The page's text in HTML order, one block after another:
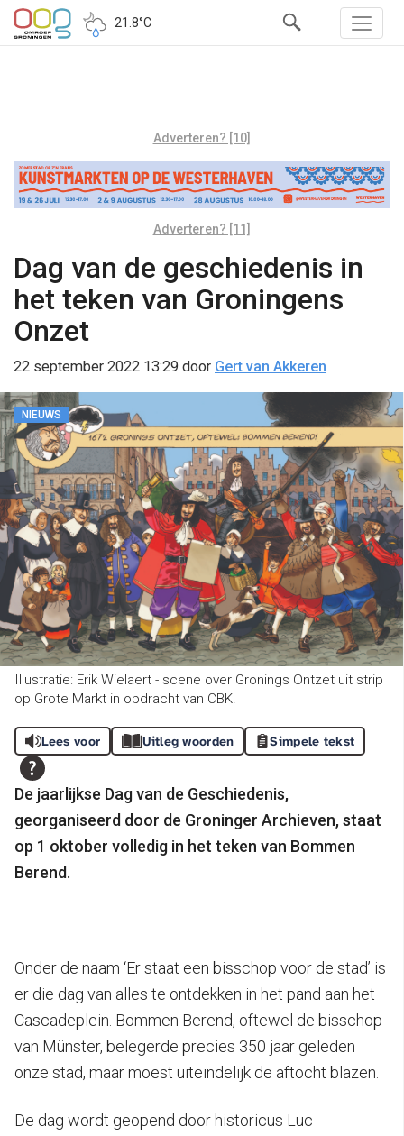
21.8°C
Adverteren? [10]
Adverteren? [11]
Dag van de geschiedenis in
het teken van Groningens
Onzet
22 september 2022 13:29 door Gert van Akkeren
NIEUWS
Illustratie: Erik Wielaert - scene over Gronings Ontzet uit strip
op Grote Markt in opdracht van CBK.
Lees voor Uitleg woorden Simpele tekst
De jaarlijkse Dag van de Geschiedenis,
georganiseerd door de Groninger Archieven, staat
op 1 oktober volledig in het teken van Bommen
Berend.
Onder de naam ‘Er staat een bisschop voor de stad’ is
er die dag van alles te ontdekken in het pand aan het
Cascadeplein. Bommen Berend, oftewel de bisschop
van Münster, belegerde precies 350 jaar geleden
onze stad, maar moest uiteindelijk de aftocht blazen.
De dag wordt geopend door historicus Luc